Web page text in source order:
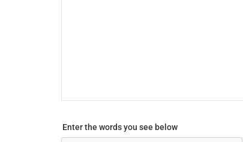
Enter the words you see below